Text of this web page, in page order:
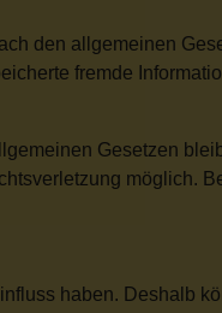
den allgemeinen
fremde
Gesetzen
möglich.
haben. Deshalb